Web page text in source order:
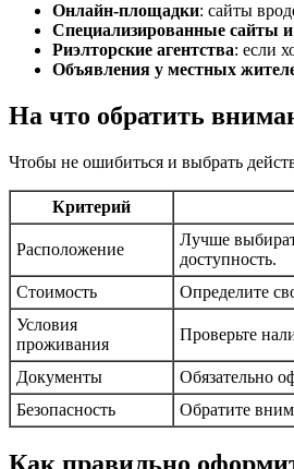
Онлайн-площадки: сайты
Специализированные сайты
Риэлторские агентства: если
Объявления у местных
На что обратить
Чтобы не ошибиться и выбрать
Критерий
Расположение
Лучше
доступность.
Стоимость
Определите
Условия
проживания
Проверьте
Документы
Обязательно
Безопасность
Обратите
Как правильно